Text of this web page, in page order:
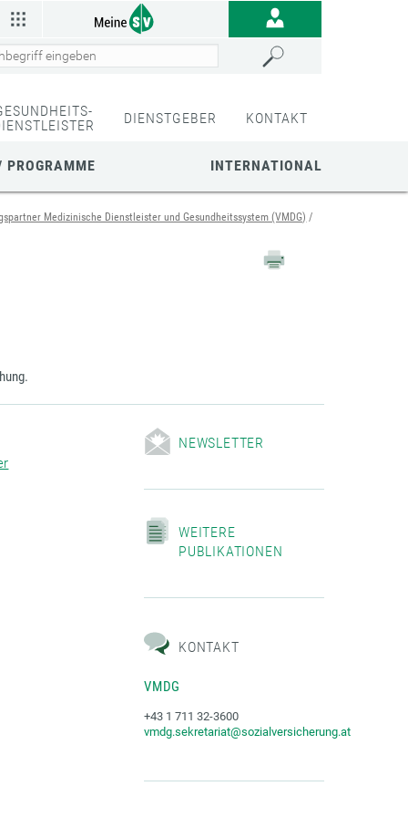
DIENSTGEBER KONTAKT
PROGRAMME INTERNATIONAL
Medizinische Dienstleister und Gesundheitssystem (VMDG)
NEWSLETTER
WEITERE
PUBLIKATIONEN
KONTAKT
VMDG
+43 1 711 32-3600
vmdg.sekretariat@sozialversicherung.at